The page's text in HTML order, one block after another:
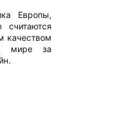
Европы,
качеством
мире за